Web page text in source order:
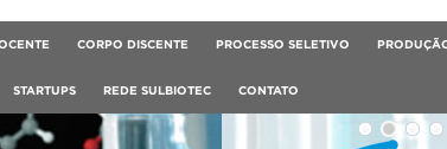
CORPO DISCENTE PROCESSO SELETIVO
STARTUPS REDE SULBIOTEC CONTATO